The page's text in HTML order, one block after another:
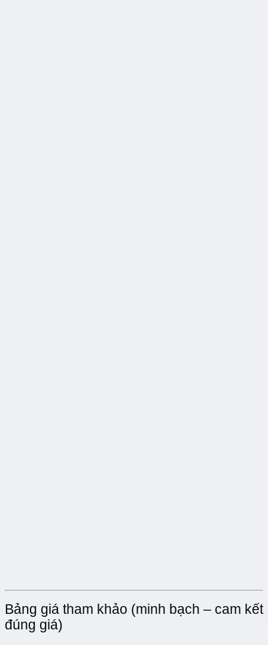
Bảng giá tham khảo (minh bạch – cam kết
đúng giá)